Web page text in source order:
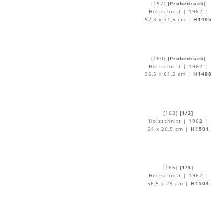
[157] [Probedruck]
Holzschnitt | 1962 |
52,5 x 31,5 cm |
H1495
[160] [Probedruck]
Holzschnitt | 1962 |
36,5 x 61,5 cm |
H1498
[163] [1/3]
Holzschnitt | 1962 |
54 x 26,5 cm |
H1501
[166] [1/3]
Holzschnitt | 1962 |
56,5 x 29 cm |
H1504